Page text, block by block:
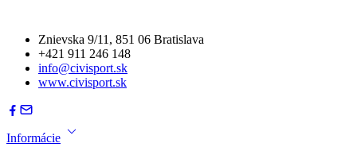
Znievska 9/11, 851 06 Bratislava
+421 911 246 148
info@civisport.sk
www.civisport.sk
Informácie